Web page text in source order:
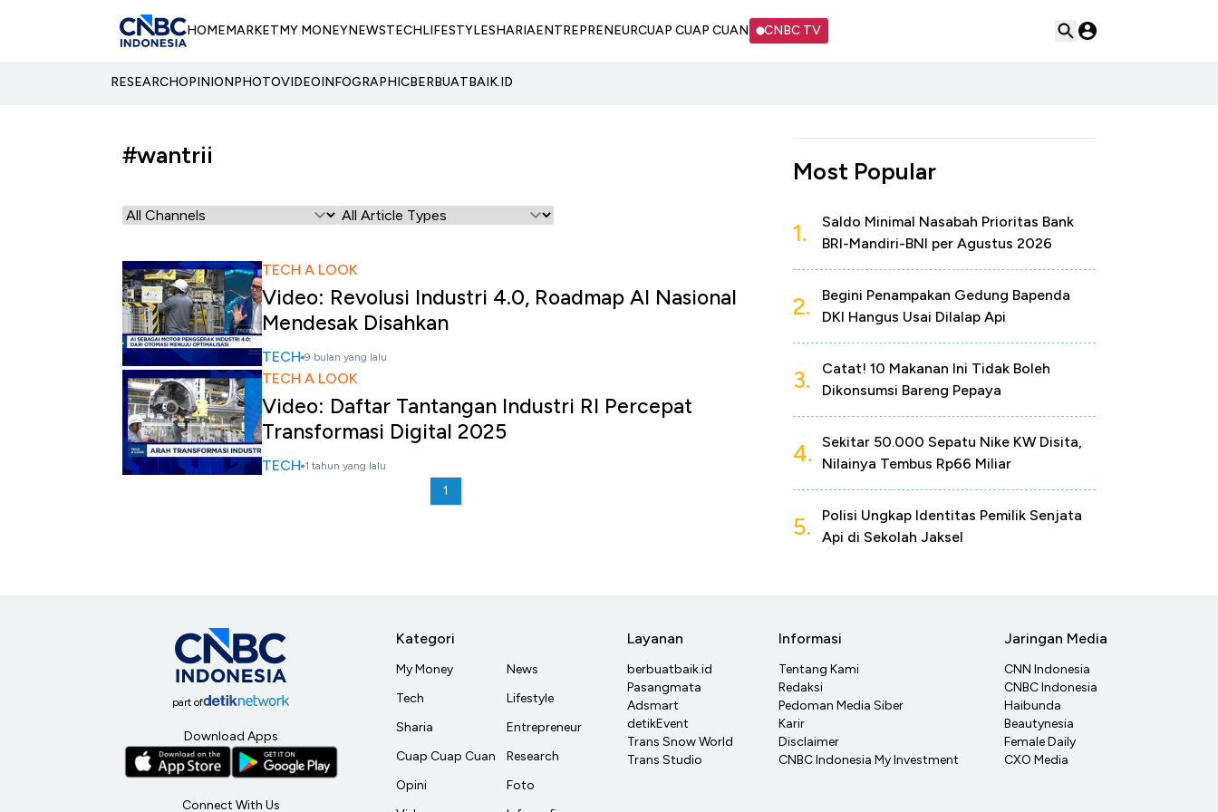
HOMEMARKETMY MONEYNEWSTECHLIFESTYLESHARIAENTREPRENEURCUAP CUAP CUAN CNBC TV
RESEARCHOPINIONPHOTOVIDEOINFOGRAPHICBERBUATBAIK.ID
#wantrii
TECH A LOOK
Video: Revolusi Industri 4.0, Roadmap AI Nasional
Mendesak Disahkan
TECH 9 bulan yang lalu
TECH A LOOK
Video: Daftar Tantangan Industri RI Percepat
Transformasi Digital 2025
TECH 1 tahun yang lalu
1
Most Popular
1.
Saldo Minimal Nasabah Prioritas Bank
BRI-Mandiri-BNI per Agustus 2026
2.
Begini Penampakan Gedung Bapenda
DKI Hangus Usai Dilalap Api
3.
Catat! 10 Makanan Ini Tidak Boleh
Dikonsumsi Bareng Pepaya
4.
Sekitar 50.000 Sepatu Nike KW Disita,
Nilainya Tembus Rp66 Miliar
5.
Polisi Ungkap Identitas Pemilik Senjata
Api di Sekolah Jaksel
part of
Download Apps
Connect With Us
Kategori
My Money
Tech
Sharia
Cuap Cuap Cuan
Opini
News
Lifestyle
Entrepreneur
Research
Foto
Layanan
berbuatbaik.id
Pasangmata
Adsmart
detikEvent
Trans Snow World
Trans Studio
Informasi
Tentang Kami
Redaksi
Pedoman Media Siber
Karir
Disclaimer
CNBC Indonesia My Investment
Jaringan Media
CNN Indonesia
CNBC Indonesia
Haibunda
Beautynesia
Female Daily
CXO Media